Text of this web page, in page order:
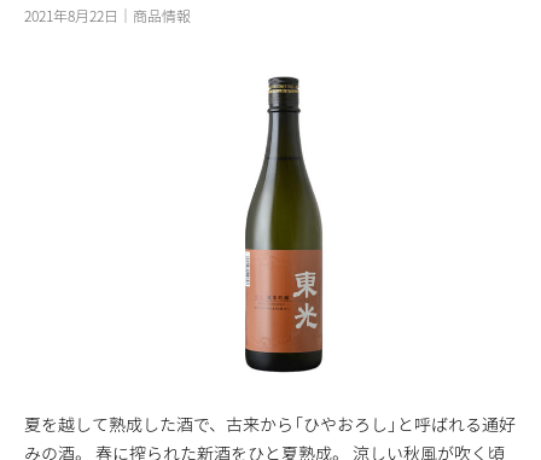
2021年8月22日 商品情報
夏を越して熟成した酒で、古来から「ひやおろし」と呼ばれる通好
みの酒。 春に搾られた新酒をひと夏熟成。 涼しい秋風が吹く頃